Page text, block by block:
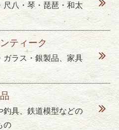
尺八・琴・琵琶・和太
ティーク
ガラス・銀製品、家具
釣具、鉄道模型などの
の